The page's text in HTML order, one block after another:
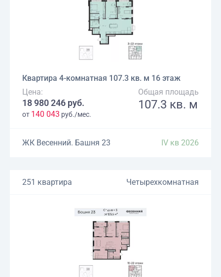
Квартира 4-комнатная 107.3 кв. м 16 этаж
Цена:
18 980 246 руб.
от 140 043 руб./мес.
Общая площадь
107.3 кв. м
ЖК Весенний. Башня 23 IV кв 2026
251 квартира Четырехкомнатная